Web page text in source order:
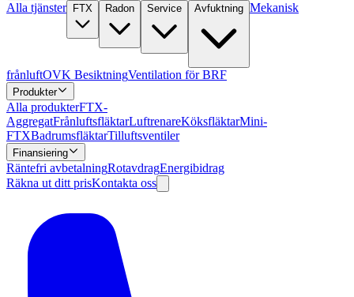
Alla tjänster FTX Radon Service Avfuktning Mekanisk
frånluftOVK BesiktningVentilation för BRF
Produkter
Alla produkterFTX-
AggregatFrånluftsfläktarLuftrenareKöksfläktarMini-
FTXBadrumsfläktarTilluftsventiler
Finansiering
Räntefri avbetalningRotavdragEnergibidrag
Räkna ut ditt prisKontakta oss